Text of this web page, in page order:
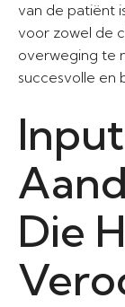
van de patiënt
voor zowel de
overweging te
succesvolle en
Die